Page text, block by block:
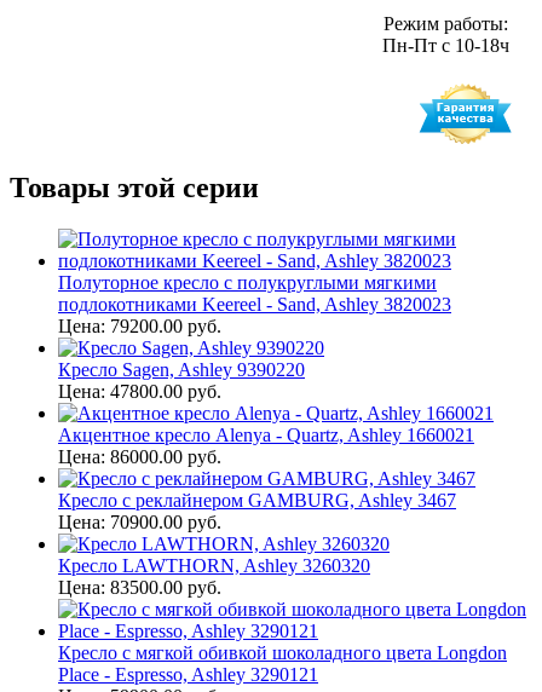
Режим работы:
Пн-Пт с 10-18ч
Товары этой серии
Полуторное кресло с полукруглыми мягкими
подлокотниками Keereel - Sand, Ashley 3820023
Цена: 79200.00 руб.
Кресло Sagen, Ashley 9390220
Цена: 47800.00 руб.
Акцентное кресло Alenya - Quartz, Ashley 1660021
Цена: 86000.00 руб.
Кресло с реклайнером GAMBURG, Ashley 3467
Цена: 70900.00 руб.
Кресло LAWTHORN, Ashley 3260320
Цена: 83500.00 руб.
Кресло с мягкой обивкой шоколадного цвета Longdon
Place - Espresso, Ashley 3290121